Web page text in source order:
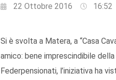
22 Ottobre 2016 16:52
Si è svolta a Matera, a “Casa
amico: bene imprescindibile
Federpensionati, l’iniziativa ha